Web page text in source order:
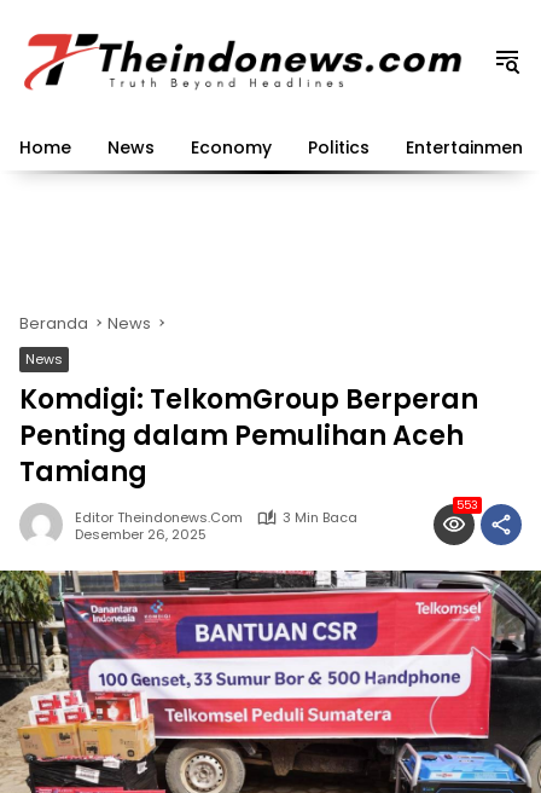
konten
Home News Economy Politics Entertainment
Beranda News
News
Komdigi: TelkomGroup Berperan
Penting dalam Pemulihan Aceh
Tamiang
Editor Theindonews.com
3 Min Baca
Desember 26, 2025
553